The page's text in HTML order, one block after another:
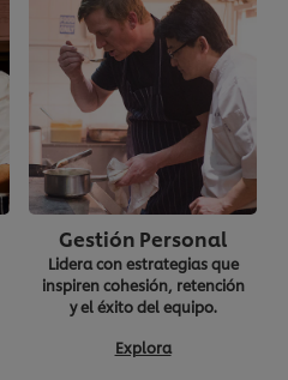
Gestión Personal
Lidera con estrategias que
inspiren cohesión, retención
y el éxito del equipo.
Explora